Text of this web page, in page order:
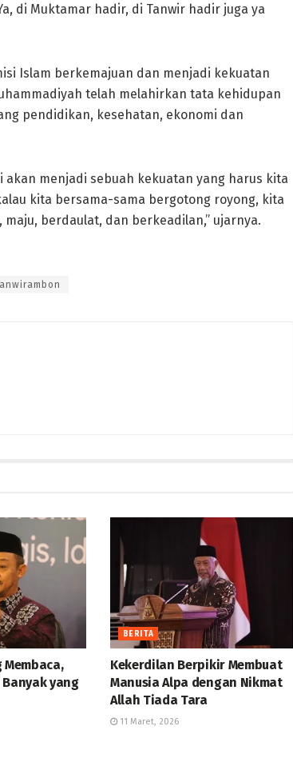
di Muktamar hadir, di Tanwir hadir juga ya
Islam berkemajuan dan menjadi kekuatan
telah melahirkan tata kehidupan
pendidikan, kesehatan, ekonomi dan
akan menjadi sebuah kekuatan yang harus kita
kita bersama-sama bergotong royong, kita
berdaulat, dan berkeadilan,” ujarnya.
yang
BERITA
Kekerdilan Berpikir Membuat
Manusia Alpa dengan Nikmat
Allah Tiada Tara
11 Maret, 2026